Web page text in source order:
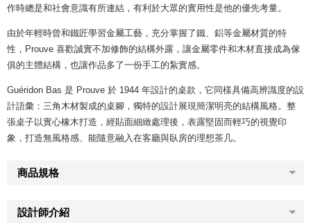
作時總是和社會意識有所連結，有利於大眾的實用性是他的優先考量。
由於年輕時曾和鐵匠學習金屬工藝，充分掌握了鐵、鋁等金屬材質的特
性，Prouve 喜歡誠實不加修飾的結構外露，讓金屬零件和木材直接成為傢
俱的主體結構，也讓作品多了一份手工的紮實感。
Guéridon Bas 是 Prouve 於 1944 年設計的桌款，它同樣具備高辨識度的設
計語彙：三角木材製成的桌腳，獨特的設計展現簡潔明亮的結構風格。整
張桌子以實心橡木打造，經貼面細緻處理後，表露堅固而輕巧的視覺印
象，打造無風格感、能隨意融入在客廳與臥房的理想茶几。
商品規格
設計師介紹